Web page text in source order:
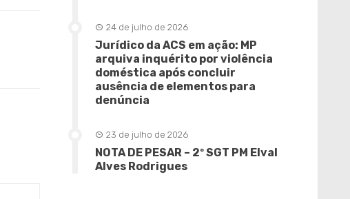
24 de julho de 2026
Jurídico da ACS em ação: MP
arquiva inquérito por violência
doméstica após concluir
ausência de elementos para
denúncia
23 de julho de 2026
NOTA DE PESAR – 2º SGT PM Elval
Alves Rodrigues